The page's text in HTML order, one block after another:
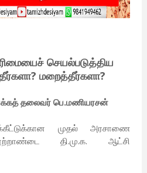
செயல்படுத்திய
மறைத்தீர்களா?
தலைவர் பெ.மணியரசன்
முதல் அரசாணை
தி.மு.க. ஆட்சி